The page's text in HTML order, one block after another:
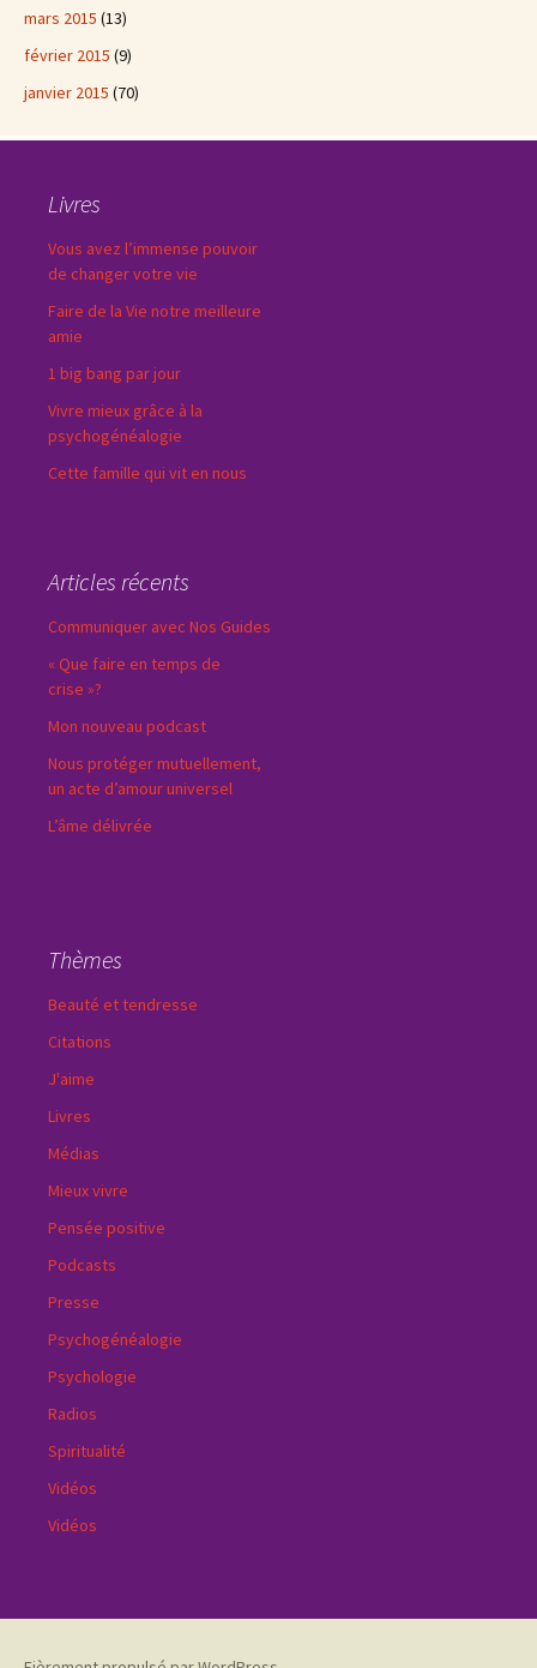
mars 2015 (13)
février 2015 (9)
janvier 2015 (70)
Livres
Vous avez l’immense pouvoir
de changer votre vie
Faire de la Vie notre meilleure
amie
1 big bang par jour
Vivre mieux grâce à la
psychogénéalogie
Cette famille qui vit en nous
Articles récents
Communiquer avec Nos Guides
« Que faire en temps de
crise »?
Mon nouveau podcast
Nous protéger mutuellement,
un acte d’amour universel
L’âme délivrée
Thèmes
Beauté et tendresse
Citations
J'aime
Livres
Médias
Mieux vivre
Pensée positive
Podcasts
Presse
Psychogénéalogie
Psychologie
Radios
Spiritualité
Vidéos
Vidéos